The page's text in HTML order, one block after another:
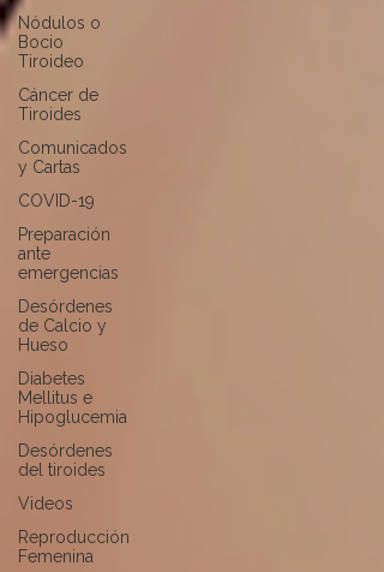
Nódulos o
Bocio
Tiroideo
Cáncer de
Tiroides
Comunicados
y Cartas
COVID-19
Preparación
ante
emergencias
Desórdenes
de Calcio y
Hueso
Diabetes
Mellitus e
Hipoglucemia
Desórdenes
del tiroides
Videos
Reproducción
Femenina